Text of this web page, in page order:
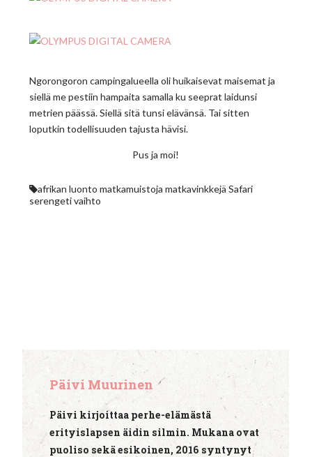
Ngorongoron campingalueella oli huikaisevat maisemat ja
siellä me pestiin hampaita samalla ku seeprat laidunsi
metrien päässä. Siellä sitä tunsi elävänsä. Tai sitten
loputkin todellisuuden tajusta hävisi.
Pus ja moi!
afrikan luonto matkamuistoja matkavinkkejä Safari
serengetivaihto
Päivi Muurinen
Päivi kirjoittaa perhe-elämästä
erityislapsen äidin silmin. Mukana ovat
puoliso sekä esikoinen, 2016 syntynyt